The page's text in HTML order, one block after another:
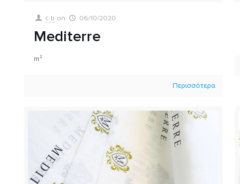
c b on 06/10/2020
Mediterre
m²
Περισσότερα